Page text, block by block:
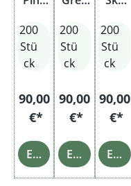
nic
Blend
Stang
200
Stü
ck
90,00
€*
Einzelheiten
Orga
nic
Blend
e
200
Stü
ck
90,00
€*
Einzelheiten
nic
Blend
Stang
200
Stü
ck
90,00
€*
Einzelheiten